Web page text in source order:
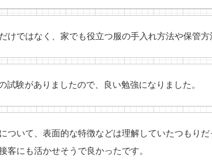
けではなく、家でも役立つ服の手入れ方法や保管方
試験がありましたので、良い勉強になりました。
ついて、表面的な特徴などは理解していたつもり
客にも活かせそうで良かったです。